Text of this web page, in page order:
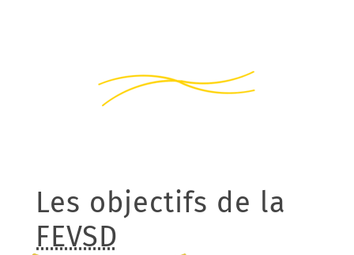
Les objectifs de la
FEVSD